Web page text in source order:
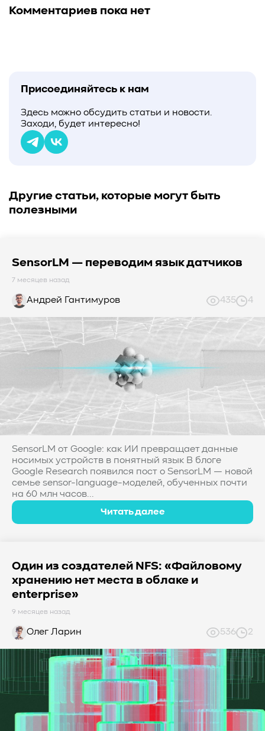
Комментариев пока нет
Присоединяйтесь к нам
Здесь можно обсудить статьи и новости.
Заходи, будет интересно!
Другие статьи, которые могут быть
полезными
SensorLM — переводим язык датчиков
7 месяцев назад
Андрей Гантимуров 435 4
SensorLM от Google: как ИИ превращает данные
носимых устройств в понятный язык В блоге
Google Research появился пост о SensorLM — новой
семье sensor-language-моделей, обученных почти
на 60 млн часов...
Читать далее
Один из создателей NFS: «Файловому
хранению нет места в облаке и
enterprise»
9 месяцев назад
Олег Ларин 536 2